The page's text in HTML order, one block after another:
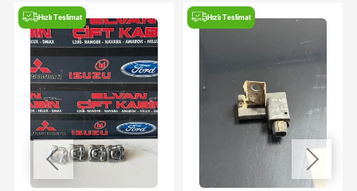
Hızlı Teslimat Hızlı Teslimat